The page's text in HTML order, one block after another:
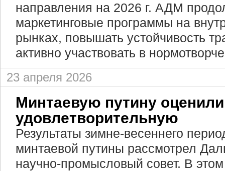
направления на 2026 г. АДМ
маркетинговые программы на
рынках, повышать устойчивость
активно участвовать в
23 апреля 2026
Минтаевую путину оценили
удовлетворительную
Результаты зимне-весеннего
минтаевой путины рассмотрел
научно-промысловый совет. В